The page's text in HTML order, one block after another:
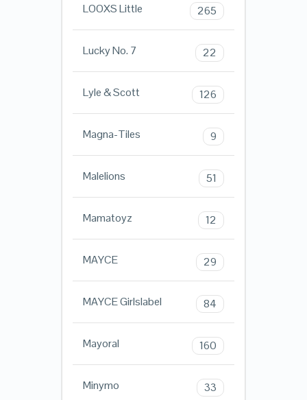
LOOXS Little 265
Lucky No. 7 22
Lyle & Scott 126
Magna-Tiles 9
Malelions 51
Mamatoyz 12
MAYCE 29
MAYCE Girlslabel 84
Mayoral 160
Minymo 33